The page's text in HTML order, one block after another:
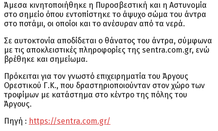
Άμεσα κινητοποιήθηκε η Πυροσβεστική και η Αστυνομία
στο σημείο όπου εντοπίστηκε το άψυχο σώμα του άντρα
στο ποτάμι, οι οποίοι και το ανέσυραν από τα νερά.
Σε αυτοκτονία αποδίδεται ο θάνατος του άντρα, σύμφωνα
με τις αποκλειστικές πληροφορίες της sentra.com.gr, ενώ
βρέθηκε και σημείωμα.
Πρόκειται για τον γνωστό επιχειρηματία του Άργους
Ορεστικού Γ.Κ., που δραστηριοποιούνταν στον χώρο των
τροφίμων με κατάστημα στο κέντρο της πόλης του
Άργους.
Πηγή : https://sentra.com.gr/